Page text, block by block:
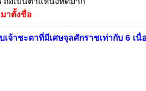
าตั้งชื่อ
จ้าชะตาที่มีเศษจุลศักราชเท่ากับ 6 เนื่